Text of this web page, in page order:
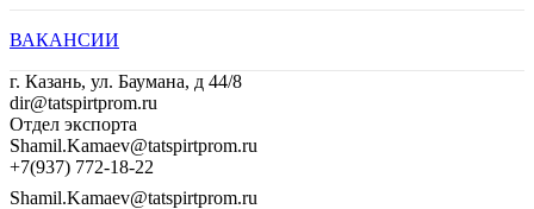
ВАКАНСИИ
г. Казань, ул. Баумана, д 44/8
dir@tatspirtprom.ru
Отдел экспорта
Shamil.Kamaev@tatspirtprom.ru
+7(937) 772-18-22
Shamil.Kamaev@tatspirtprom.ru